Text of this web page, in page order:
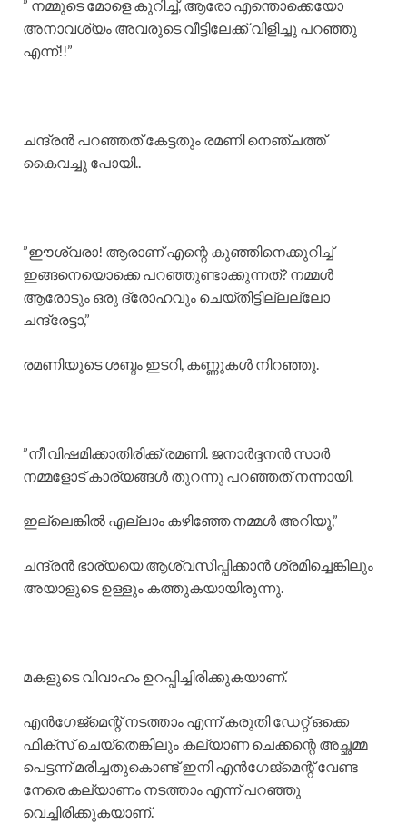
” നമ്മുടെ മോളെ കുറിച്ച്, ആരോ എന്തൊക്കെയോ
അനാവശ്യം അവരുടെ വീട്ടിലേക്ക് വിളിച്ചു പറഞ്ഞു
എന്ന്!!”
​ചന്ദ്രൻ പറഞ്ഞത് കേട്ടതും രമണി നെഞ്ചത്ത്
കൈവച്ചു പോയി..
​”ഈശ്വരാ! ആരാണ് എന്റെ കുഞ്ഞിനെക്കുറിച്ച്
ഇങ്ങനെയൊക്കെ പറഞ്ഞുണ്ടാക്കുന്നത്? നമ്മൾ
ആരോടും ഒരു ദ്രോഹവും ചെയ്തിട്ടില്ലല്ലോ
ചന്ദ്രേട്ടാ,”
രമണിയുടെ ശബ്ദം ഇടറി, കണ്ണുകൾ നിറഞ്ഞു.
​”നീ വിഷമിക്കാതിരിക്ക് രമണി. ജനാർദ്ദനൻ സാർ
നമ്മളോട് കാര്യങ്ങൾ തുറന്നു പറഞ്ഞത് നന്നായി.
ഇല്ലെങ്കിൽ എല്ലാം കഴിഞ്ഞേ നമ്മൾ അറിയൂ,”
ചന്ദ്രൻ ഭാര്യയെ ആശ്വസിപ്പിക്കാൻ ശ്രമിച്ചെങ്കിലും
അയാളുടെ ഉള്ളും കത്തുകയായിരുന്നു.
​മകളുടെ വിവാഹം ഉറപ്പിച്ചിരിക്കുകയാണ്.
എൻഗേജ്മെന്റ് നടത്താം എന്ന് കരുതി ഡേറ്റ് ഒക്കെ
ഫിക്സ് ചെയ്തെങ്കിലും കല്യാണ ചെക്കന്റെ അച്ഛമ്മ
പെട്ടന്ന് മരിച്ചതുകൊണ്ട് ഇനി എൻഗേജ്മെന്റ് വേണ്ട
നേരെ കല്യാണം നടത്താം എന്ന് പറഞ്ഞു
വെച്ചിരിക്കുകയാണ്.